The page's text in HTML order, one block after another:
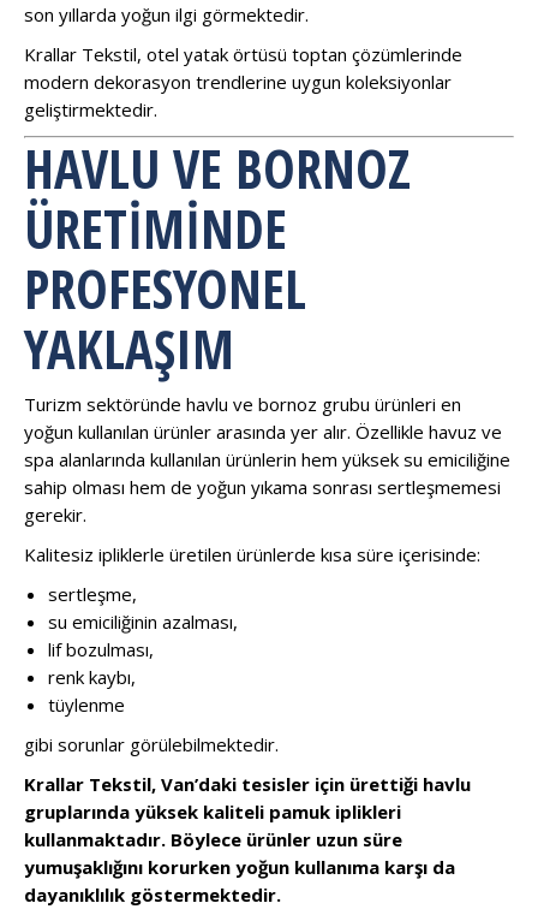
son yıllarda yoğun ilgi görmektedir.
Krallar Tekstil, otel yatak örtüsü toptan çözümlerinde
modern dekorasyon trendlerine uygun koleksiyonlar
geliştirmektedir.
HAVLU VE BORNOZ
ÜRETIMINDE
PROFESYONEL
YAKLAŞIM
Turizm sektöründe havlu ve bornoz grubu ürünleri en
yoğun kullanılan ürünler arasında yer alır. Özellikle havuz ve
spa alanlarında kullanılan ürünlerin hem yüksek su emiciliğine
sahip olması hem de yoğun yıkama sonrası sertleşmemesi
gerekir.
Kalitesiz ipliklerle üretilen ürünlerde kısa süre içerisinde:
sertleşme,
su emiciliğinin azalması,
lif bozulması,
renk kaybı,
tüylenme
gibi sorunlar görülebilmektedir.
Krallar Tekstil, Van’daki tesisler için ürettiği havlu
gruplarında yüksek kaliteli pamuk iplikleri
kullanmaktadır. Böylece ürünler uzun süre
yumuşaklığını korurken yoğun kullanıma karşı da
dayanıklılık göstermektedir.